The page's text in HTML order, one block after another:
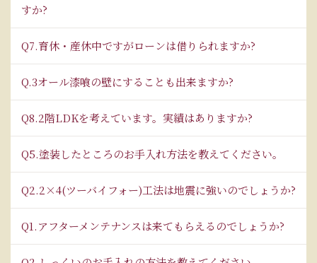
すか?
Q7.育休・産休中ですがローンは借りられますか?
Q.3オール漆喰の壁にすることも出来ますか?
Q8.2階LDKを考えています。実績はありますか?
Q5.塗装したところのお手入れ方法を教えてください。
Q2.2×4(ツーバイフォー)工法は地震に強いのでしょうか?
Q1.アフターメンテナンスは来てもらえるのでしょうか?